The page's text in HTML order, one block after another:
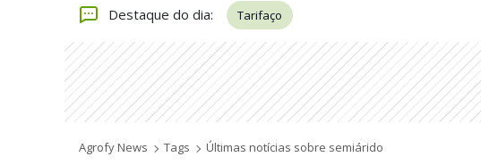
Destaque do dia: Tarifaço
Agrofy News Tags Últimas notícias sobre semiárido